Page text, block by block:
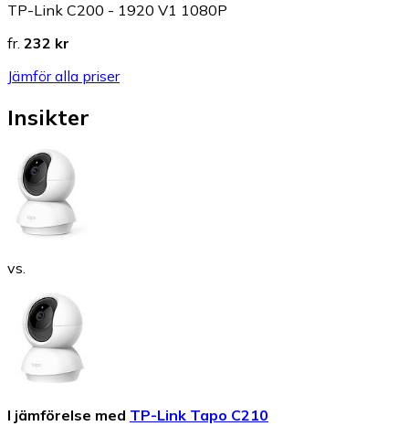
TP-Link C200 - 1920 V1 1080P
fr. 232 kr
Jämför alla priser
Insikter
vs.
I jämförelse med TP-Link Tapo C210